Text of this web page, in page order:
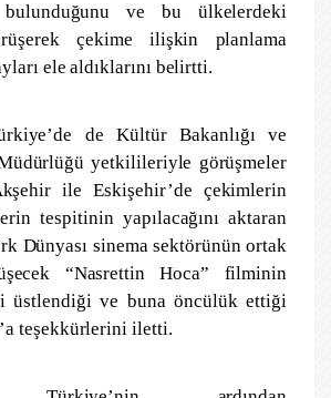
bulunduğunu ve bu ülkelerdeki
çekime ilişkin planlama
ele aldıklarını belirtti.
de Kültür Bakanlığı ve
yetkilileriyle görüşmeler
ile Eskişehir’de çekimlerin
tespitinin yapılacağını aktaran
Dünyası sinema sektörünün ortak
“Nasrettin Hoca” filminin
üstlendiği ve buna öncülük ettiği
teşekkürlerini iletti.